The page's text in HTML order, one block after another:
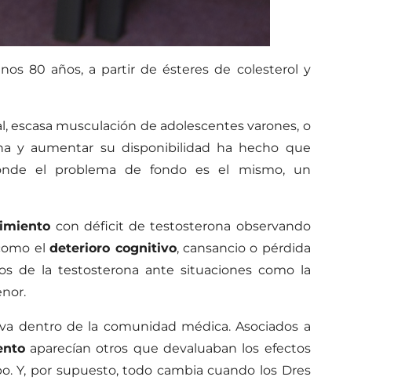
80 años, a partir de ésteres de colesterol y
musculación de adolescentes varones, o
y aumentar su disponibilidad ha hecho que
el problema de fondo es el mismo, un
con déficit de testosterona observando
eldeterioro cognitivo, cansancio o pérdida
de la testosterona ante situaciones como la
dentro de la comunidad médica. Asociados a
aparecían otros que devaluaban los efectos
Y, por supuesto, todo cambia cuando los Dres